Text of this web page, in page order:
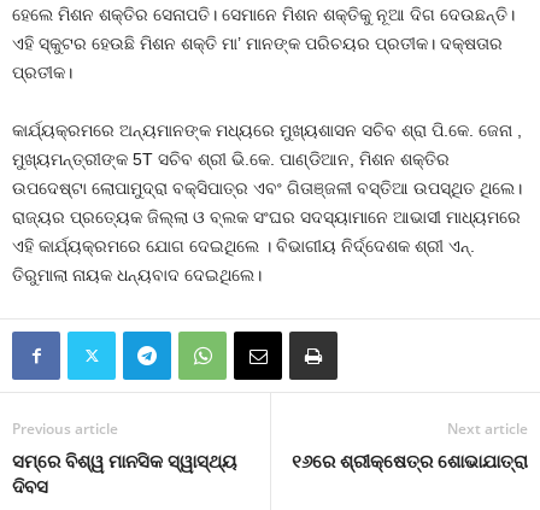
ହେଲେ ମିଶନ ଶକ୍ତିର ସେନାପତି। ସେମାନେ ମିଶନ ଶକ୍ତିକୁ ନୂଆ ଦିଗ ଦେଉଛନ୍ତି।
ଏହି ସ୍କୁଟର ହେଉଛି ମିଶନ ଶକ୍ତି ମା’ ମାନଙ୍କ ପରିଚୟର ପ୍ରତୀକ। ଦକ୍ଷତାର
ପ୍ରତୀକ।
କାର୍ଯ୍ୟକ୍ରମରେ ଅନ୍ୟମାନଙ୍କ ମଧ୍ୟରେ ମୁଖ୍ୟଶାସନ ସଚିବ ଶ୍ରା ପି.କେ. ଜେନା ,
ମୁଖ୍ୟମନ୍ତ୍ରୀଙ୍କ 5T ସଚିବ ଶ୍ରୀ ଭି.କେ. ପାଣ୍ଡିଆନ, ମିଶନ ଶକ୍ତିର
ଉପଦେଷ୍ଟା ଲୋପାମୁଦ୍ରା ବକ୍ସିପାତ୍ର ଏବଂ ଗିତାଞ୍ଜଳୀ ବସ୍ତିଆ ଉପସ୍ଥିତ ଥିଲେ।
ରାଜ୍ୟର ପ୍ରତ୍ୟେକ ଜିଲ୍ଲା ଓ ବ୍ଲକ ସଂଘର ସଦସ୍ୟାମାନେ ଆଭାସୀ ମାଧ୍ୟମରେ
ଏହି କାର୍ଯ୍ୟକ୍ରମରେ ଯୋଗ ଦେଇଥିଲେ । ବିଭାଗୀୟ ନିର୍ଦ୍ଦେଶକ ଶ୍ରୀ ଏନ୍.
ତିରୁମାଲା ନାୟକ ଧନ୍ୟବାଦ ଦେଇଥିଲେ।
Previous article
ସମ୍‌ରେ ବିଶ୍ୱ ମାନସିକ ସ୍ୱାସ୍ଥ୍ୟ
ଦିବସ
Next article
୧୬ରେ ଶ୍ରୀକ୍ଷେତ୍ର ଶୋଭାଯାତ୍ରା